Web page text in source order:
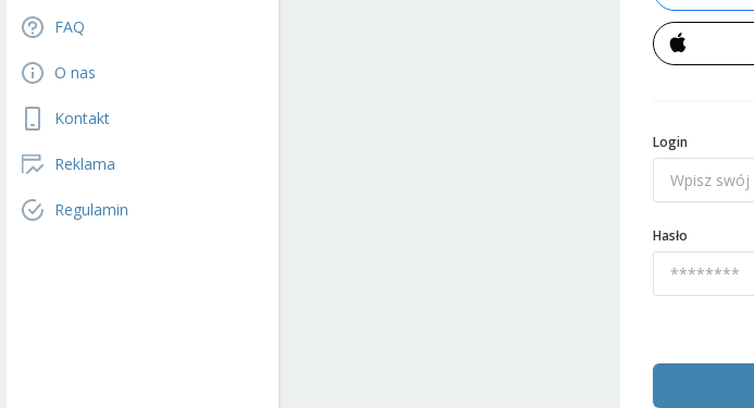
FAQ
O nas
Kontakt
Reklama
Regulamin
Login
Hasło